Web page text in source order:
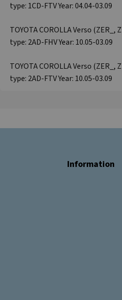
type: 1CD-FTV Year: 04.04-03.09
TOYOTA COROLLA Verso (ZER_,
type: 2AD-FHV Year: 10.05-03.09
TOYOTA COROLLA Verso (ZER_,
type: 2AD-FTV Year: 10.05-03.09
Information